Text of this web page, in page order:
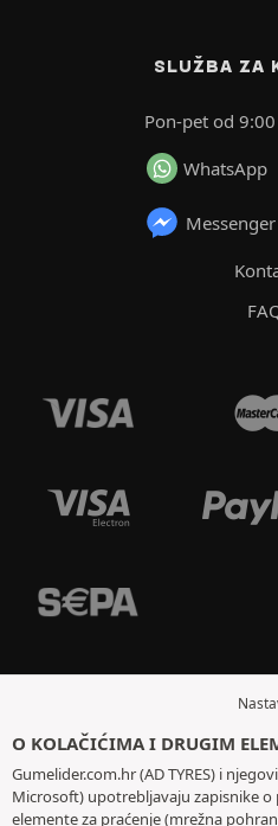
SLUŽBA ZA
Pon-pet od
WhatsApp
Messenger
O KOLAČIĆIMA I DRUGIM
Gumelider.com.hr (AD TYRES) i
Microsoft) upotrebljavaju zapisnike o
elemente za praćenje (mrežna